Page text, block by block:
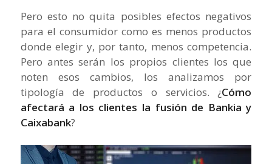
Pero esto no quita posibles efectos negativos
para el consumidor como es menos productos
donde elegir y, por tanto, menos competencia.
Pero antes serán los propios clientes los que
noten esos cambios, los analizamos por
tipología de productos o servicios. ¿Cómo
afectará a los clientes la fusión de Bankia y
Caixabank?